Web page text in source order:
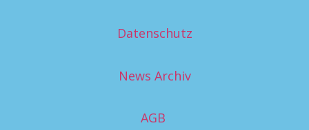
Datenschutz
News Archiv
AGB